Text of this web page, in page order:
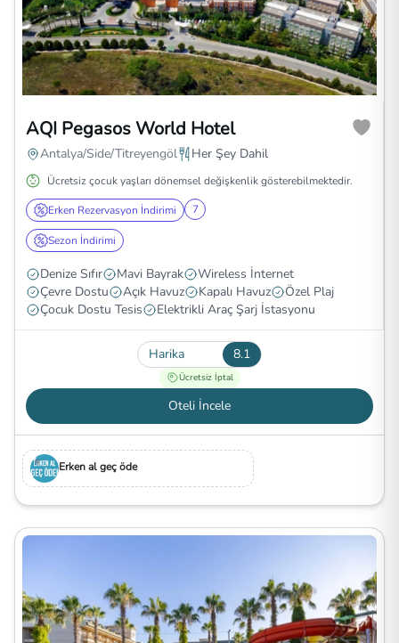
AQI Pegasos World Hotel
Antalya/Side/Titreyengöl Her Şey Dahil
Ücretsiz çocuk yaşları dönemsel değişkenlik gösterebilmektedir.
Erken Rezervasyon İndirimi 7
Sezon İndirimi
Denize Sıfır Mavi Bayrak
Wireless İnternet
Çevre Dostu
Açık Havuz Kapalı Havuz
Özel Plaj
Çocuk Dostu Tesis
Elektrikli Araç Şarj İstasyonu
Harika 8.1
Ücretsiz İptal
Oteli İncele
Erken al geç öde